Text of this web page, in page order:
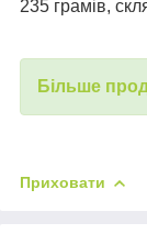
235 грамів,
Більше
Приховати